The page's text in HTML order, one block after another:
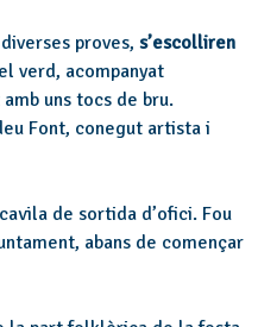
proves, s’escolliren
verd, acompanyat
uns tocs de bru.
Font, conegut artista i
de sortida d’ofici. Fou
abans de començar